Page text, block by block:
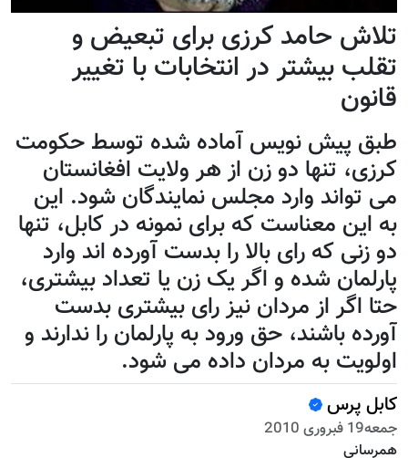
تلاش حامد کرزی برای تبعیض و
تقلب بیشتر در انتخابات با تغییر
قانون
طبق پيش نويس آماده شده توسط حکومت
کرزی، تنها دو زن از هر ولایت افغانستان
می تواند وارد مجلس نمایندگان شود. اين
به اين معناست که برای نمونه در کابل، تنها
دو زنی که رای بالا را بدست آورده اند وارد
پارلمان شده و اگر يک زن يا تعداد بيشتری،
حتا اگر از مردان نيز رای بیشتری بدست
آورده باشند، حق ورود به پارلمان را ندارند و
اولويت به مردان داده می شود.
کابل پرس
جمعه19 فبروری 2010
همرسانی